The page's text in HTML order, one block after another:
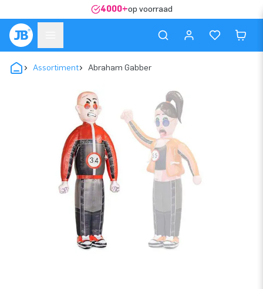
4000+op voorraad
Assortiment Abraham Gabber